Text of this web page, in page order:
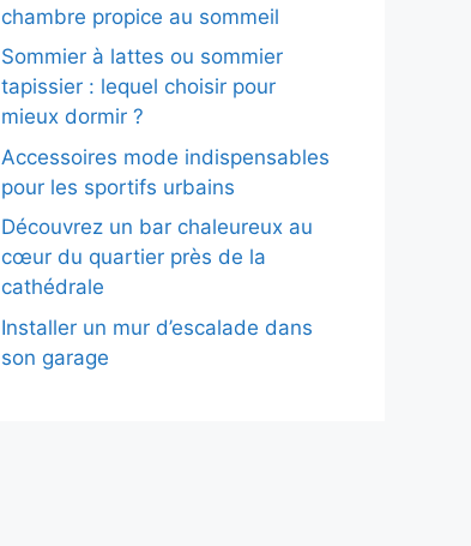
chambre propice au sommeil
Sommier à lattes ou sommier
tapissier : lequel choisir pour
mieux dormir ?
Accessoires mode indispensables
pour les sportifs urbains
Découvrez un bar chaleureux au
cœur du quartier près de la
cathédrale
Installer un mur d’escalade dans
son garage